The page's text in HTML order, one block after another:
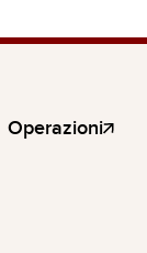
Operazioni